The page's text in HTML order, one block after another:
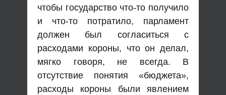
чтобы государство что-то получило
и что-то потратило, парламент
должен был согласиться с
расходами короны, что он делал,
мягко говоря, не всегда. В
отсутствие понятия «бюджета»,
расходы короны были явлением